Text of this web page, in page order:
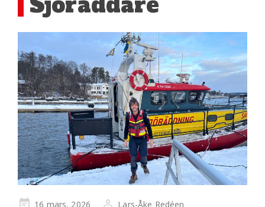
Publicerad
16 mars, 2026
Lars-Åke Redéen